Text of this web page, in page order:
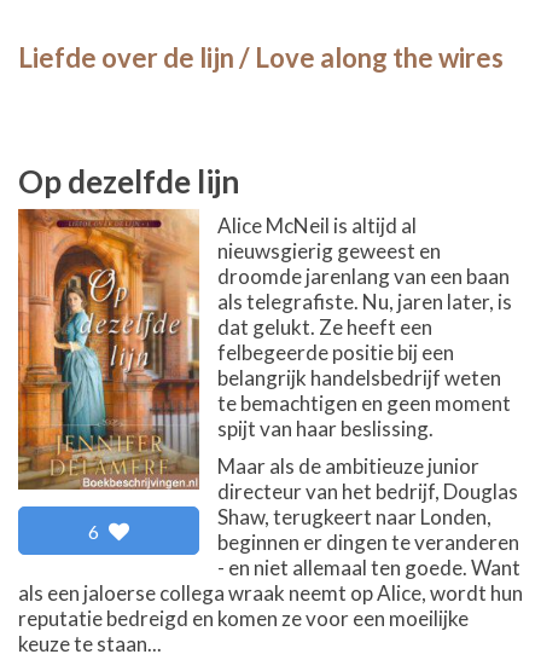
Liefde over de lijn / Love along the wires
Op dezelfde lijn
6
Alice McNeil is altijd al
nieuwsgierig geweest en
droomde jarenlang van een baan
als telegrafiste. Nu, jaren later, is
dat gelukt. Ze heeft een
felbegeerde positie bij een
belangrijk handelsbedrijf weten
te bemachtigen en geen moment
spijt van haar beslissing.
Maar als de ambitieuze junior
directeur van het bedrijf, Douglas
Shaw, terugkeert naar Londen,
beginnen er dingen te veranderen
- en niet allemaal ten goede. Want
als een jaloerse collega wraak neemt op Alice, wordt hun
reputatie bedreigd en komen ze voor een moeilijke
keuze te staan...